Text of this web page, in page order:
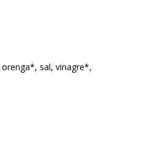
sal, vinagre*,